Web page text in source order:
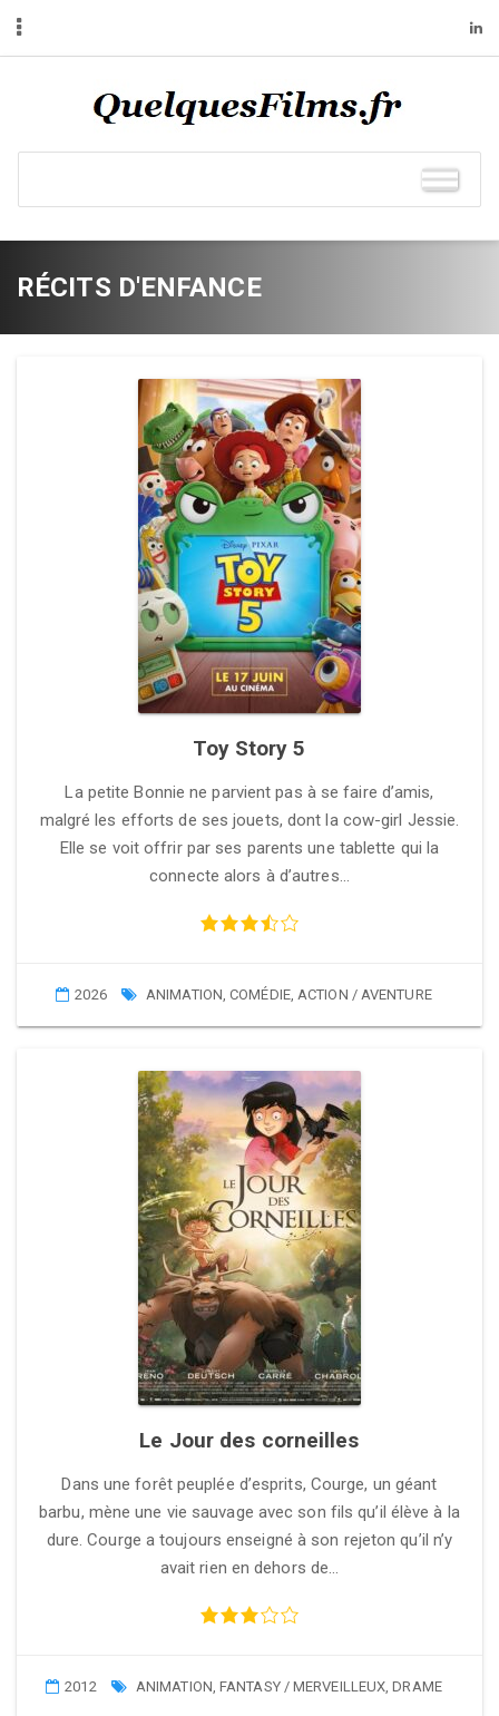
RÉCITS D'ENFANCE
Toy Story 5
La petite Bonnie ne parvient pas à se faire d’amis,
malgré les efforts de ses jouets, dont la cow-girl Jessie.
Elle se voit offrir par ses parents une tablette qui la
connecte alors à d’autres…
2026 ANIMATION,COMÉDIE,ACTION / AVENTURE
Le Jour des corneilles
Dans une forêt peuplée d’esprits, Courge, un géant
barbu, mène une vie sauvage avec son fils qu’il élève à la
dure. Courge a toujours enseigné à son rejeton qu’il n’y
avait rien en dehors de…
2012 ANIMATION,FANTASY / MERVEILLEUX,DRAME